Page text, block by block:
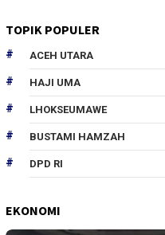
TOPIK POPULER
ACEH UTARA
HAJI UMA
LHOKSEUMAWE
BUSTAMI HAMZAH
DPD RI
EKONOMI